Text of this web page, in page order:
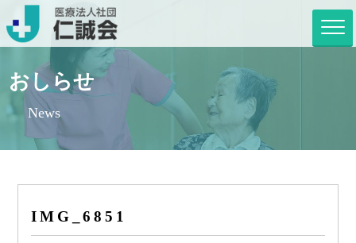
おしらせ
News
IMG_6851